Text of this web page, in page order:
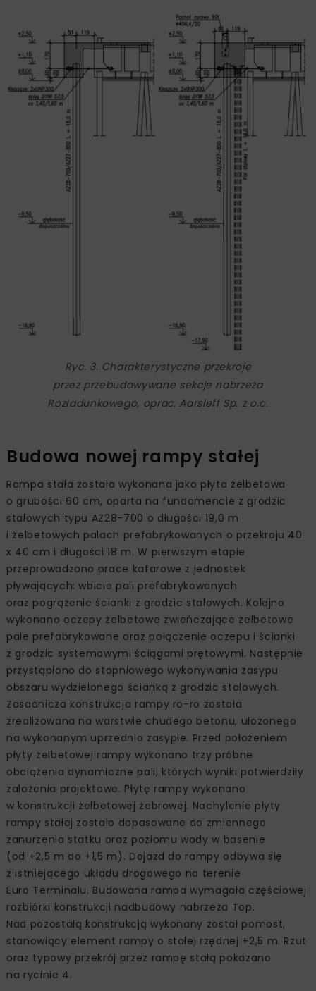
Ryc. 3. Charakterystyczne przekroje
przez przebudowywane sekcje nabrzeża
Rozładunkowego, oprac. Aarsleff Sp. z o.o.
Budowa nowej rampy stałej
Rampa stała została wykonana jako płyta żelbetowa
o grubości 60 cm, oparta na fundamencie z grodzic
stalowych typu AZ28-700 o długości 19,0 m
i żelbetowych palach prefabrykowanych o przekroju 40
x 40 cm i długości 18 m. W pierwszym etapie
przeprowadzono prace kafarowe z jednostek
pływających: wbicie pali prefabrykowanych
oraz pogrążenie ścianki z grodzic stalowych. Kolejno
wykonano oczepy żelbetowe zwieńczające żelbetowe
pale prefabrykowane oraz połączenie oczepu i ścianki
z grodzic systemowymi ściągami prętowymi. Następnie
przystąpiono do stopniowego wykonywania zasypu
obszaru wydzielonego ścianką z grodzic stalowych.
Zasadnicza konstrukcja rampy ro-ro została
zrealizowana na warstwie chudego betonu, ułożonego
na wykonanym uprzednio zasypie. Przed położeniem
płyty żelbetowej rampy wykonano trzy próbne
obciążenia dynamiczne pali, których wyniki potwierdziły
założenia projektowe. Płytę rampy wykonano
w konstrukcji żelbetowej żebrowej. Nachylenie płyty
rampy stałej zostało dopasowane do zmiennego
zanurzenia statku oraz poziomu wody w basenie
(od +2,5 m do +1,5 m). Dojazd do rampy odbywa się
z istniejącego układu drogowego na terenie
Euro Terminalu. Budowana rampa wymagała częściowej
rozbiórki konstrukcji nadbudowy nabrzeża Top.
Nad pozostałą konstrukcją wykonany został pomost,
stanowiący element rampy o stałej rzędnej +2,5 m. Rzut
oraz typowy przekrój przez rampę stałą pokazano
na rycinie 4.